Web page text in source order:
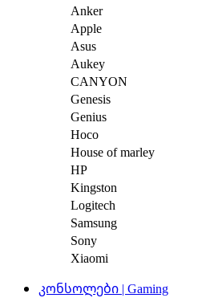
Anker
Apple
Asus
Aukey
CANYON
Genesis
Genius
Hoco
House of marley
HP
Kingston
Logitech
Samsung
Sony
Xiaomi
კონსოლები | Gaming